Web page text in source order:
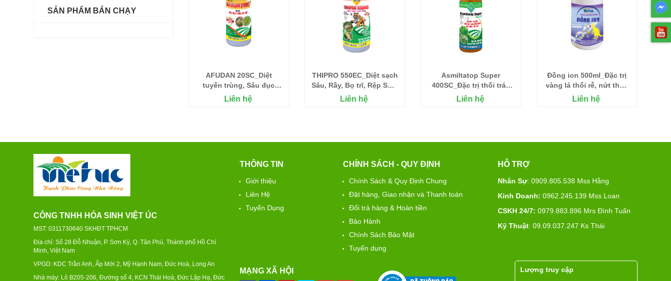
AFUDAN 20SC_Diệt
tuyến trùng, Sâu đục
thân, Kiến, Mối
Liên hệ
THIPRO 550EC_Diệt sạch
Sâu, Rầy, Bọ trĩ, Rệp Sáp,
Kiến, Mối, Tuyến Trùng
Liên hệ
Asmiltatop Super
400SC_Đặc trị thối trái,
thối đít trái Sầu riêng
Liên hệ
Đồng ion 500ml_Đặc trị
vàng lá thối rễ, nứt thân
xì mũ....
Liên hệ
SẢN PHẨM BÁN CHẠY
CÔNG TNHH HÓA SINH VIỆT ÚC
MST: 0311730640 SKHĐT TPHCM
Địa chỉ: Số 28 Đỗ Nhuận, P. Sơn Kỳ, Q. Tân Phú, Thành phố Hồ Chí
Minh, Việt Nam
VPGD: KDC Trần Anh, Ấp Mới 2, Mỹ Hạnh Nam, Đức Hoà, Long An
Nhà máy: Lô B205-206, Đường số 4, KCN Thái Hoà, Đức Lập Hạ, Đức
THÔNG TIN
Giới thiệu
Liên Hệ
Tuyển Dụng
CHÍNH SÁCH - QUY ĐỊNH
Chính Sách & Quy Định Chung
Đặt hàng, Giao nhận và Thanh toán
Đổi trả hàng & Hoàn tiền
Bảo Hành
Chính Sách Bảo Mật
Tuyển dụng
HỖ TRỢ
Nhân Sự: 0909.805.538 Mss Hằng
Kinh Doanh: 0962.245.139 Mss Loan
CSKH 24/7: 0979.883.896 Mrs Đình Tuấn
Kỹ Thuật: 09.09.037.247 Ks Thái
MẠNG XÃ HỘI Lượng truy cập